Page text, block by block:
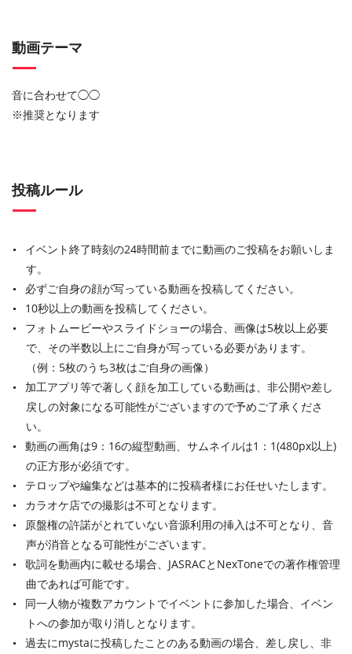
動画テーマ
音に合わせて◯◯
※推奨となります
投稿ルール
イベント終了時刻の24時間前までに動画のご投稿をお願いしま
す。
必ずご自身の顔が写っている動画を投稿してください。
10秒以上の動画を投稿してください。
フォトムービーやスライドショーの場合、画像は5枚以上必要
で、その半数以上にご自身が写っている必要があります。
（例：5枚のうち3枚はご自身の画像）
加工アプリ等で著しく顔を加工している動画は、非公開や差し
戻しの対象になる可能性がございますので予めご了承くださ
い。
動画の画角は9：16の縦型動画、サムネイルは1：1(480px以上)
の正方形が必須です。
テロップや編集などは基本的に投稿者様にお任せいたします。
カラオケ店での撮影は不可となります。
原盤権の許諾がとれていない音源利用の挿入は不可となり、音
声が消音となる可能性がございます。
歌詞を動画内に載せる場合、JASRACとNexToneでの著作権管理
曲であれば可能です。
同一人物が複数アカウントでイベントに参加した場合、イベン
トへの参加が取り消しとなります。
過去にmystaに投稿したことのある動画の場合、差し戻し、非